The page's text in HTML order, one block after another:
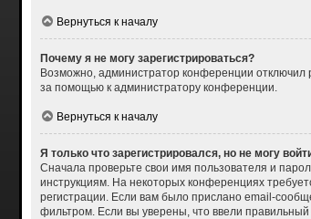
Вернуться к началу
Почему я не могу зарегистрироваться?
Возможно, администратор конференции отключил
за помощью к администратору конференции.
Вернуться к началу
Я только что зарегистрировался, но не могу
Сначала проверьте свои имя пользователя и
инструкциям. На некоторых конференциях
регистрации. Если вам было прислано email-
фильтром. Если вы уверены, что ввели